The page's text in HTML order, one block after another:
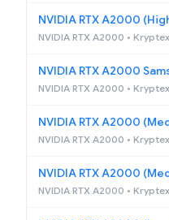
NVIDIA RTX A2000
NVIDIA RTX A2000 •
NVIDIA RTX A2000
NVIDIA RTX A2000 •
NVIDIA RTX A2000
NVIDIA RTX A2000 •
NVIDIA RTX A2000
NVIDIA RTX A2000 •